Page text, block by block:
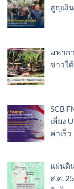
สูญเงิ
มหาก
ข่าวใ
SCB
เสี่ยง
ค่าเร็ว
แผ่นดิ
ส.ค.